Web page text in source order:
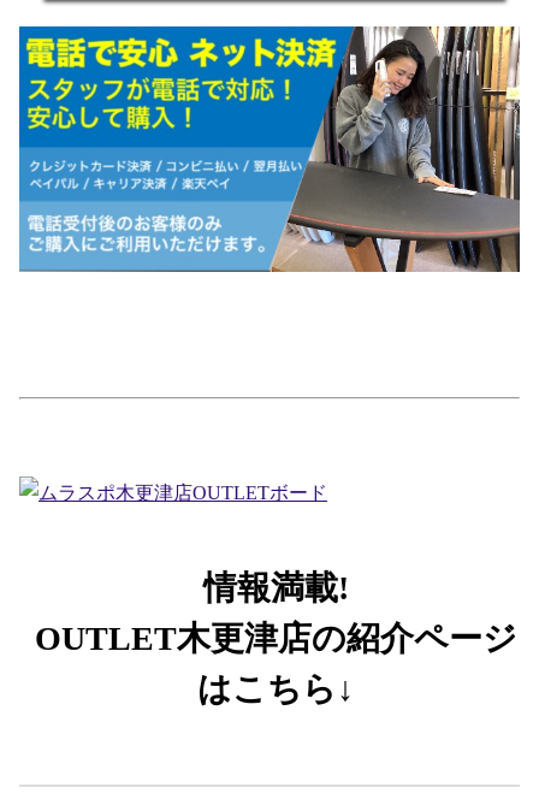
情報満載!
OUTLET木更津店の紹介ページ
はこちら↓